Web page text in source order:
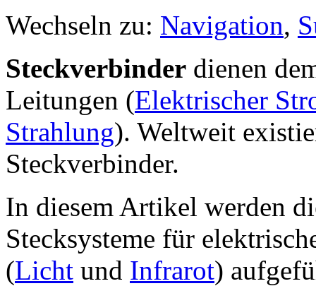
Wechseln zu: Navigation,
Steckverbinder dienen
Leitungen (Elektrischer
Strahlung). Weltweit
Steckverbinder.
In diesem Artikel werden
Stecksysteme für
(Licht und Infrarot)